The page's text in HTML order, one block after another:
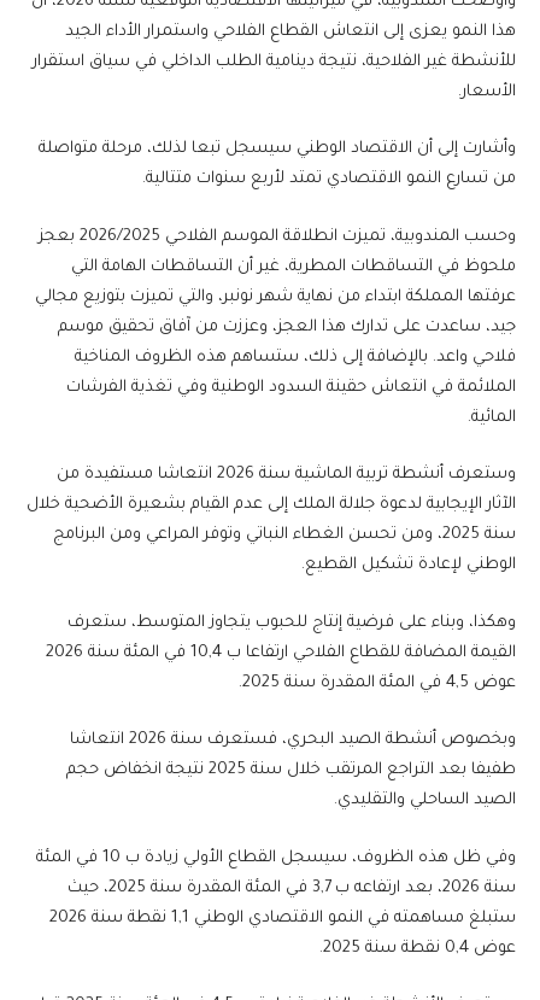
هذا النمو يعزى إلى انتعاش القطاع الفلاحي واستمرار الأداء الجيد
للأنشطة غير الفلاحية، نتيجة دينامية الطلب الداخلي في سياق استقرار
الأسعار.
وأشارت إلى أن الاقتصاد الوطني سيسجل تبعا لذلك، مرحلة متواصلة
من تسارع النمو الاقتصادي تمتد لأربع سنوات متتالية.
وحسب المندوبية، تميزت انطلاقة الموسم الفلاحي 2026/2025 بعجز
ملحوظ في التساقطات المطرية، غير أن التساقطات الهامة التي
عرفتها المملكة ابتداء من نهاية شهر نونبر، والتي تميزت بتوزيع مجالي
جيد، ساعدت على تدارك هذا العجز، وعززت من آفاق تحقيق موسم
فلاحي واعد. بالإضافة إلى ذلك، ستساهم هذه الظروف المناخية
الملائمة في انتعاش حقينة السدود الوطنية وفي تغذية الفرشات
المائية.
وستعرف أنشطة تربية الماشية سنة 2026 انتعاشا مستفيدة من
الآثار الإيجابية لدعوة جلالة الملك إلى عدم القيام بشعيرة الأضحية خلال
سنة 2025، ومن تحسن الغطاء النباتي وتوفر المراعي ومن البرنامج
الوطني لإعادة تشكيل القطيع.
وهكذا، وبناء على فرضية إنتاج للحبوب يتجاوز المتوسط، ستعرف
القيمة المضافة للقطاع الفلاحي ارتفاعا ب 10,4 في المئة سنة 2026
عوض 4,5 في المئة المقدرة سنة 2025.
وبخصوص أنشطة الصيد البحري، فستعرف سنة 2026 انتعاشا
طفيفا بعد التراجع المرتقب خلال سنة 2025 نتيجة انخفاض حجم
الصيد الساحلي والتقليدي.
وفي ظل هذه الظروف، سيسجل القطاع الأولي زيادة ب 10 في المئة
سنة 2026، بعد ارتفاعه ب 3,7 في المئة المقدرة سنة 2025، حيث
ستبلغ مساهمته في النمو الاقتصادي الوطني 1,1 نقطة سنة 2026
عوض 0,4 نقطة سنة 2025.